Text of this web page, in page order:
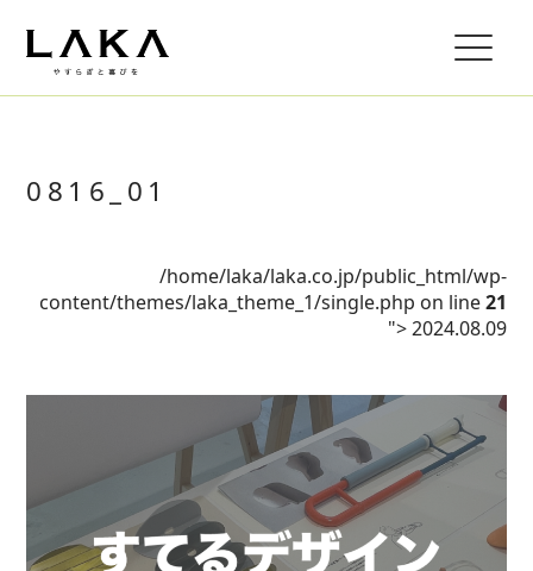
0816_01
/home/laka/laka.co.jp/public_html/wp-
content/themes/laka_theme_1/single.php on line21
">2024.08.09